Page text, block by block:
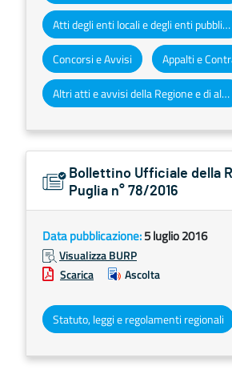
Atti degli enti locali e degli enti pubblici e privati
Concorsi e Avvisi Appalti e
Altri atti e avvisi della Regione e di altri enti pubblici che interessano la collettività regionale
Bollettino Ufficiale della
Puglia n° 78/2016
Data pubblicazione:5 luglio 2016
Visualizza BURP
Scarica
Ascolta
Statuto, leggi e regolamenti regionali